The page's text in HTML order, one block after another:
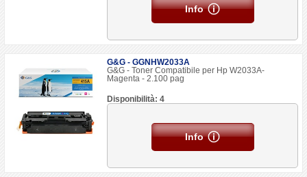
Info
G&G - GGNHW2033A
G&G - Toner Compatibile per Hp W2033A-
Magenta - 2.100 pag
Disponibilità: 4
Info